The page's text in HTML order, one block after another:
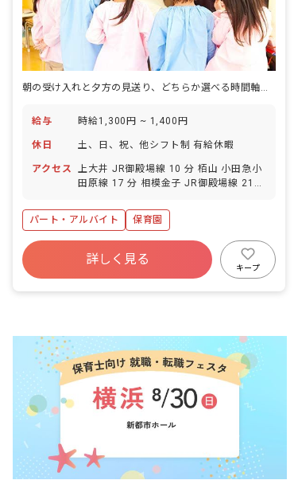
給与 時給1,300円 ~ 1,400円
休日 土、日、祝、他シフト制 有給休暇
アクセス
上大井 JR御殿場線 10 分 栢山 小田急小
田原線 17 分 相模金子 JR御殿場線 21
パート・アルバイト
保育園
詳しく見る
キープ